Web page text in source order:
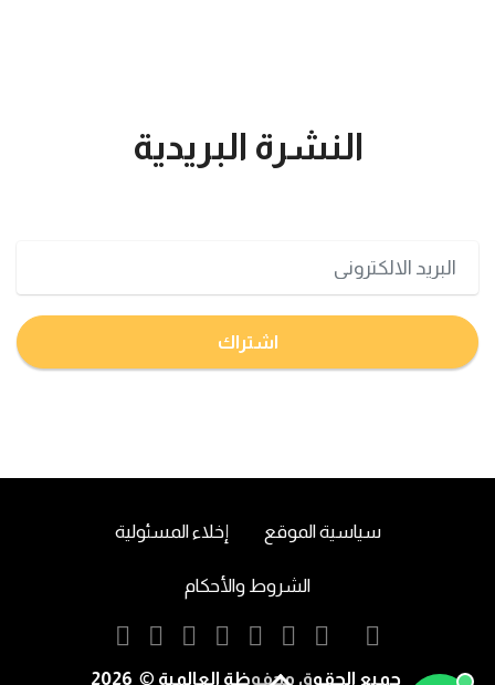
النشرة البريدية
اشتراك
إخلاء المسئولية سياسية الموقع
الشروط والأحكام
جميع الحقوق محفوظة العالمية ©